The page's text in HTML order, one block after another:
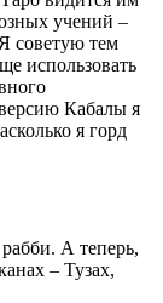
учений –
советую тем
использовать
Кабалы я
я горд
А теперь,
– Тузах,